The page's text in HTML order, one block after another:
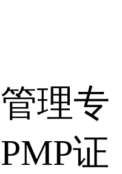
理专
证